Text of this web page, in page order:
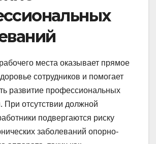
места оказывает прямое
сотрудников и помогает
развитие профессиональных
При отсутствии должной
подвергаются риску
заболеваний опорно-